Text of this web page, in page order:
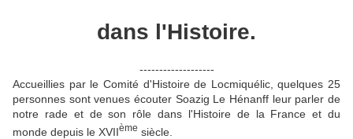
dans l'Histoire.
-------------------
Accueillies par le Comité d'Histoire de Locmiquélic, quelques 25
personnes sont venues écouter Soazig Le Hénanff leur parler de
notre rade et de son rôle dans l'Histoire de la France et du
monde depuis le XVIIème siècle.